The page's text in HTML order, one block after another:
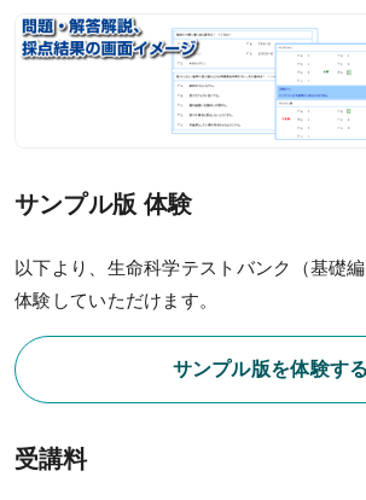
個別カウンセリング
（講師・チューター個別相談）
チュートリアル特別講義
過去問題・試験アンケート閲覧
サンプル版 体験
以下より、生命科学テストバンク（基礎
体験していただけます。
サンプル版を体験する
受講料